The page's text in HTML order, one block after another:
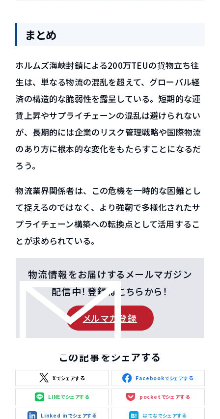
まとめ
ホルムズ海峡封鎖による200万TEUの貨物立ち往
生は、単なる物流の混乱を超えて、グローバル経
済の構造的な脆弱性を露呈している。短期的な運
賃上昇やサプライチェーンの混乱は避けられない
が、長期的には企業のリスク管理戦略や国際物流
のあり方に根本的な変化をもたらすことになるだ
ろう。
物流業界関係者は、この危機を一時的な困難とし
て捉えるのではなく、より強靭で多様化されたサ
プライチェーン構築への転換点として活用するこ
とが求められている。
物流情報をお届けするメールマガジン
配信中！登録はこちらから！
メルマガ登録
この記事をシェアする
Xでシェアする Facebookでシェアする
LINEでシェアする pocketでシェアする
Linked inでシェアする はてなでシェアする